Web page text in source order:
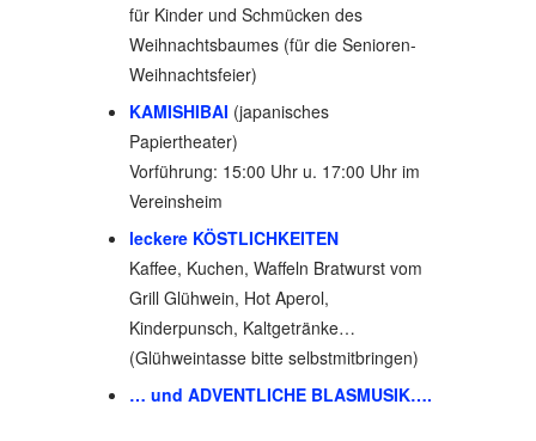
für Kinder und Schmücken des
Weihnachtsbaumes (für die Senioren-
Weihnachtsfeier)
KAMISHIBAI (japanisches
Papiertheater)
Vorführung: 15:00 Uhr u. 17:00 Uhr im
Vereinsheim
leckere KÖSTLICHKEITEN
Kaffee, Kuchen, Waffeln Bratwurst vom
Grill Glühwein, Hot Aperol,
Kinderpunsch, Kaltgetränke…
(Glühweintasse bitte selbstmitbringen)
… und ADVENTLICHE BLASMUSIK….